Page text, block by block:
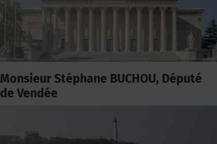
Monsieur Stéphane BUCHOU, Député
de Vendée